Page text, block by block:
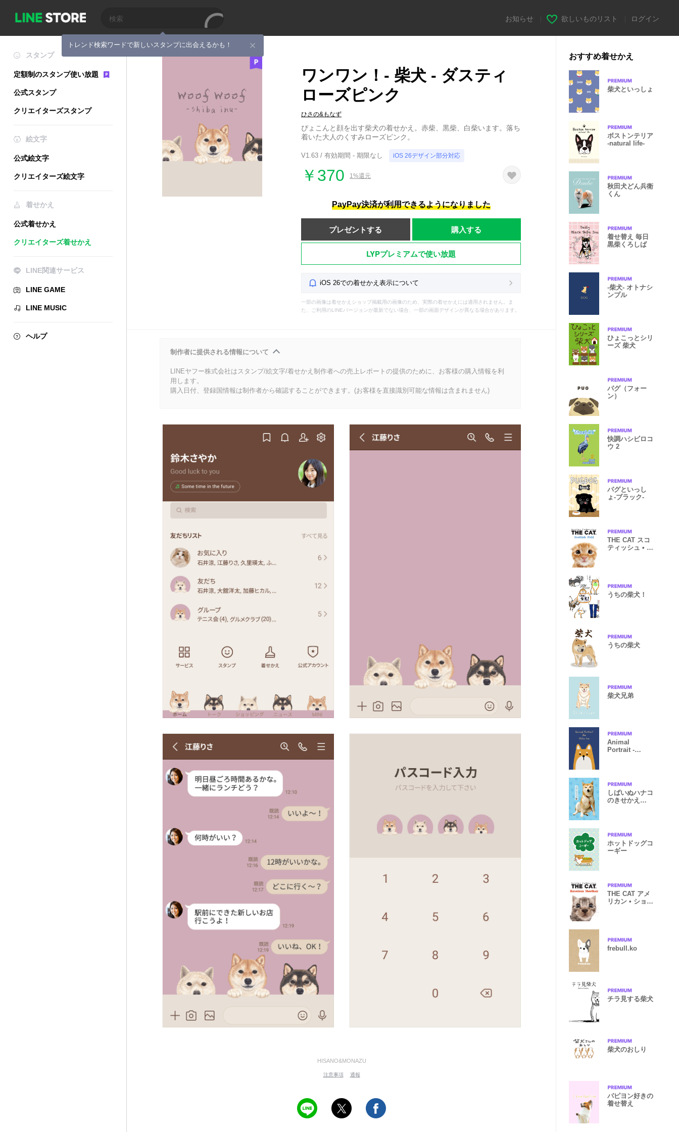
トレンド検索ワードで新しいスタンプに出会えるかも！
お知らせ 欲しいものリスト ログイン
スタンプ
定額制のスタンプ使い放題
公式スタンプ
クリエイターズスタンプ
絵文字
公式絵文字
クリエイターズ絵文字
着せかえ
公式着せかえ
クリエイターズ着せかえ
LINE関連サービス
LINE GAME
LINE MUSIC
ヘルプ
ワンワン！- 柴犬 - ダスティ
ローズピンク
ひさの&もなず
ぴょこんと顔を出す柴犬の着せかえ。赤柴、黒柴、白柴います。落ち
着いた大人のくすみローズピンク。
V1.63 / 有効期間 - 期限なし iOS 26デザイン部分対応
￥370 1%還元
PayPay決済が利用できるようになりました
プレゼントする 購入する
LYPプレミアムで使い放題
iOS 26での着せかえ表示について
一部の画像は着せかえショップ掲載用の画像のため、実際の着せかえには適用されません。ま
た、ご利用のLINEバージョンが最新でない場合、一部の画面デザインが異なる場合があります。
制作者に提供される情報について
LINEヤフー株式会社はスタンプ/絵文字/着せかえ制作者への売上レポートの提供のために、お客様の購入情報を利
用します。
購入日付、登録国情報は制作者から確認することができます。(お客様を直接識別可能な情報は含まれません)
HISANO&MONAZU
注意事項 通報
おすすめ着せかえ
柴犬といっしょ
ボストンテリア
-natural life-
秋田犬どん兵衛
くん
着せ替え 毎日
黒柴くろしば
-柴犬- オトナシ
ンプル
ひょこっとシリ
ーズ 柴犬
パグ（フォー
ン）
快調ハシビロコ
ウ 2
パグといっし
ょ-ブラック-
THE CAT スコ
ティッシュ • フ
うちの柴犬！
うちの柴犬
柴犬兄弟
Animal
Portrait -
しばいぬハナコ
のきせかえ
ホットドッグコ
ーギー
THE CAT アメ
リカン • ショー
frebull.ko
チラ見する柴犬
柴犬のおしり
パピヨン好きの
着せ替え